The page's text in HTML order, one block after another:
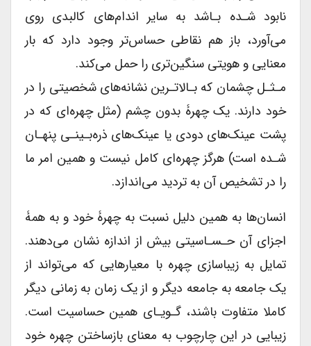
نابود شـده بـاشد به سایر اندام‌های کالبدی روی
می‌آورد، باز هم نقاطی حساس‌تر وجود دارد که بار
معنایی و هویتی سنگین‌تری را حمل می‌کند.
مـثـل چشمان که بـالاتـرین نشانه‌های شخصیتی را در
خود دارند. یک چهرۀ بدون چشم (مثل چهره‌ای که در
پشت عینک‌های دودی یا عینک‌های ذره‌بـینـی پنهـان
شـده است) هرگز چهره‌ای کامل نیست و همین امر ما
را در تشخیص آن به تردید می‌اندازد.
انسان‌ها به همین دلیل نسبت به چهرۀ خود و به همۀ
اجزای آن حـسـاسیتی بیش از اندازه نشان می‌دهند.
تمایل به زیبا‌سازی چهره با معیارهایی که می‌تواند از
یک جامعه به جامعه دیگر و از یک زمان به زمانی دیگر
کاملا متفاوت باشند، گـویـای همین حساسیت است.
زیبایی در این چارچوب به معنای بازساختن چهره ‌خود‌